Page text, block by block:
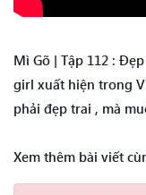
Mì Gõ | Tập 112 :
girl xuất hiện trong
phải đẹp trai , mà
Xem thêm bài viết